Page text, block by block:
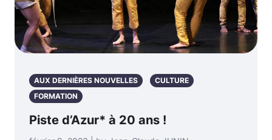
AUX DERNIÈRES NOUVELLES
CULTURE
FORMATION
Piste d’Azur* à 20 ans !